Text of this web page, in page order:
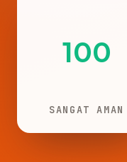
100
SANGAT AMAN